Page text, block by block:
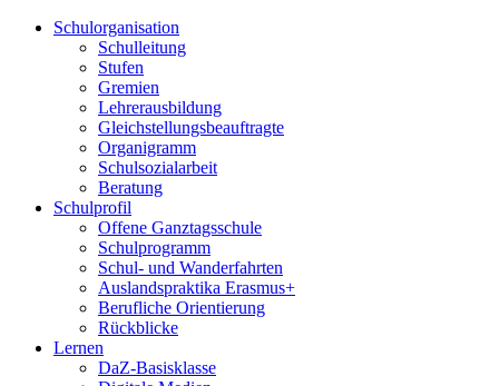
Schulorganisation
Schulleitung
Stufen
Gremien
Lehrerausbildung
Gleichstellungsbeauftragte
Organigramm
Schulsozialarbeit
Beratung
Schulprofil
Offene Ganztagsschule
Schulprogramm
Schul- und Wanderfahrten
Auslandspraktika Erasmus+
Berufliche Orientierung
Rückblicke
Lernen
DaZ-Basisklasse